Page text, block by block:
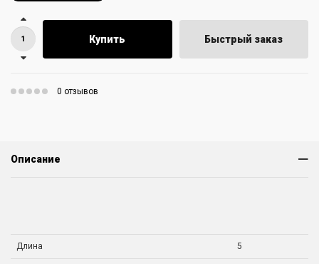
Купить Быстрый заказ
0 отзывов
Описание
Длина 5